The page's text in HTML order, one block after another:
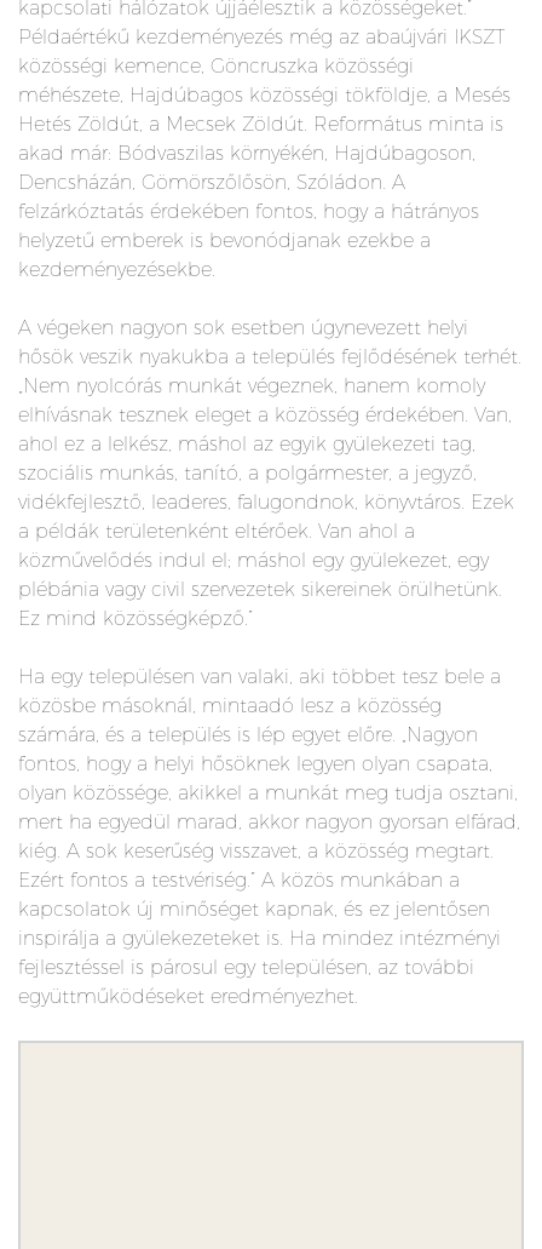
kapcsolati hálózatok újjáélesztik a közösségeket.”
Példaértékű kezdeményezés még az abaújvári IKSZT
közösségi kemence, Göncruszka közösségi
méhészete, Hajdúbagos közösségi tökföldje, a Mesés
Hetés Zöldút, a Mecsek Zöldút. Református minta is
akad már: Bódvaszilas környékén, Hajdúbagoson,
Dencsházán, Gömörszőlősön, Szóládon. A
felzárkóztatás érdekében fontos, hogy a hátrányos
helyzetű emberek is bevonódjanak ezekbe a
kezdeményezésekbe.
A végeken nagyon sok esetben úgynevezett helyi
hősök veszik nyakukba a település fejlődésének terhét.
„Nem nyolcórás munkát végeznek, hanem komoly
elhívásnak tesznek eleget a közösség érdekében. Van,
ahol ez a lelkész, máshol az egyik gyülekezeti tag,
szociális munkás, tanító, a polgármester, a jegyző,
vidékfejlesztő, leaderes, falugondnok, könyvtáros. Ezek
a példák területenként eltérőek. Van ahol a
közművelődés indul el; máshol egy gyülekezet, egy
plébánia vagy civil szervezetek sikereinek örülhetünk.
Ez mind közösségképző.”
Ha egy településen van valaki, aki többet tesz bele a
közösbe másoknál, mintaadó lesz a közösség
számára, és a település is lép egyet előre. „Nagyon
fontos, hogy a helyi hősöknek legyen olyan csapata,
olyan közössége, akikkel a munkát meg tudja osztani,
mert ha egyedül marad, akkor nagyon gyorsan elfárad,
kiég. A sok keserűség visszavet, a közösség megtart.
Ezért fontos a testvériség.” A közös munkában a
kapcsolatok új minőséget kapnak, és ez jelentősen
inspirálja a gyülekezeteket is. Ha mindez intézményi
fejlesztéssel is párosul egy településen, az további
együttműködéseket eredményezhet.